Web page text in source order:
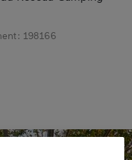
: 198166